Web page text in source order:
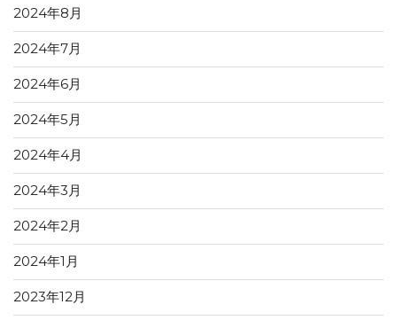
2024年8月
2024年7月
2024年6月
2024年5月
2024年4月
2024年3月
2024年2月
2024年1月
2023年12月